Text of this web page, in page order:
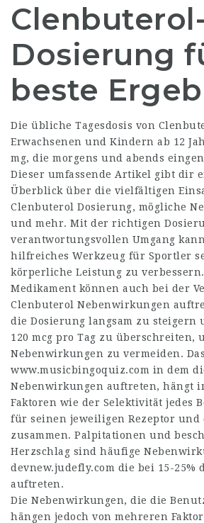
Dosierung
beste
Die übliche Tagesdosis von
Erwachsenen und Kindern ab 12
mg, die morgens und abends
Dieser umfassende Artikel gibt dir
Überblick über die vielfältigen
Clenbuterol Dosierung, mögliche
und mehr. Mit der richtigen
verantwortungsvollen Umgang
hilfreiches Werkzeug für Sportler
körperliche Leistung zu
Medikament können auch bei der
Clenbuterol Nebenwirkungen
die Dosierung langsam zu steigern
120 mcg pro Tag zu überschreiten,
Nebenwirkungen zu vermeiden.
www.musicbingoquiz.com in dem
Nebenwirkungen auftreten, hängt
Faktoren wie der Selektivität jedes
für seinen jeweiligen Rezeptor und
zusammen. Palpitationen und
Herzschlag sind häufige
devnew.judefly.com die bei 15-25%
auftreten.
Die Nebenwirkungen, die die
hängen jedoch von mehreren